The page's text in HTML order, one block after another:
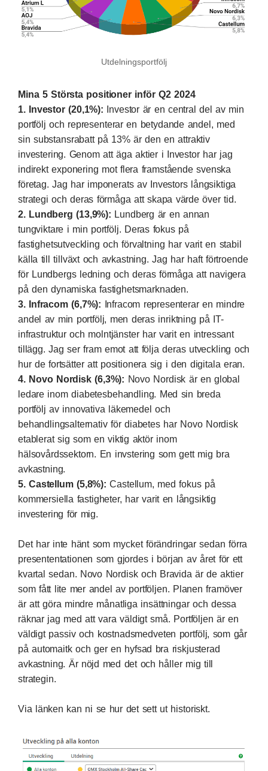
Utdelningsportfölj
Mina 5 Största positioner inför Q2 2024
1. Investor (20,1%): Investor är en central del av min
portfölj och representerar en betydande andel, med
sin substansrabatt på 13% är den en attraktiv
investering. Genom att äga aktier i Investor har jag
indirekt exponering mot flera framstående svenska
företag. Jag har imponerats av Investors långsiktiga
strategi och deras förmåga att skapa värde över tid.
2. Lundberg (13,9%): Lundberg är en annan
tungviktare i min portfölj. Deras fokus på
fastighetsutveckling och förvaltning har varit en stabil
källa till tillväxt och avkastning. Jag har haft förtroende
för Lundbergs ledning och deras förmåga att navigera
på den dynamiska fastighetsmarknaden.
3. Infracom (6,7%): Infracom representerar en mindre
andel av min portfölj, men deras inriktning på IT-
infrastruktur och molntjänster har varit en intressant
tillägg. Jag ser fram emot att följa deras utveckling och
hur de fortsätter att positionera sig i den digitala eran.
4. Novo Nordisk (6,3%): Novo Nordisk är en global
ledare inom diabetesbehandling. Med sin breda
portfölj av innovativa läkemedel och
behandlingsalternativ för diabetes har Novo Nordisk
etablerat sig som en viktig aktör inom
hälsovårdssektorn. En invstering som gett mig bra
avkastning.
5. Castellum (5,8%): Castellum, med fokus på
kommersiella fastigheter, har varit en långsiktig
investering för mig.
Det har inte hänt som mycket förändringar sedan förra
presententationen som gjordes i början av året för ett
kvartal sedan. Novo Nordisk och Bravida är de aktier
som fått lite mer andel av portföljen. Planen framöver
är att göra mindre månatliga insättningar och dessa
räknar jag med att vara väldigt små. Portföljen är en
väldigt passiv och kostnadsmedveten portfölj, som går
på automaitk och ger en hyfsad bra riskjusterad
avkastning. Är nöjd med det och håller mig till
strategin.
Via länken kan ni se hur det sett ut historiskt.